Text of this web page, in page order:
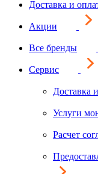
Доставка и
Акции
Все бренды
Сервис
Доставка
Услуги
Расчет